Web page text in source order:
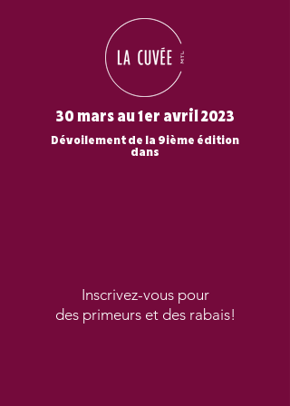
30 mars au 1er avril 2023
Dévoilement de la 9ième édition
dans
Inscrivez-vous pour
des primeurs et des rabais!